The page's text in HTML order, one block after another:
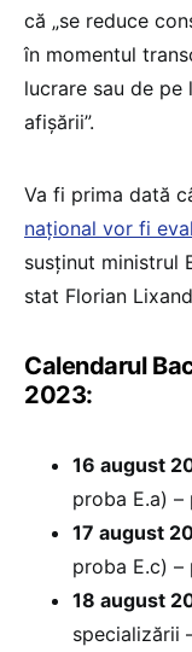
că „se reduce
în momentul
lucrare sau de pe
afișării”.
Va fi prima dată
național vor fi
susținut ministrul
stat Florian
Calendarul
2023:
16 august
proba E.a) –
17 august
proba E.c) –
18 august
specializării